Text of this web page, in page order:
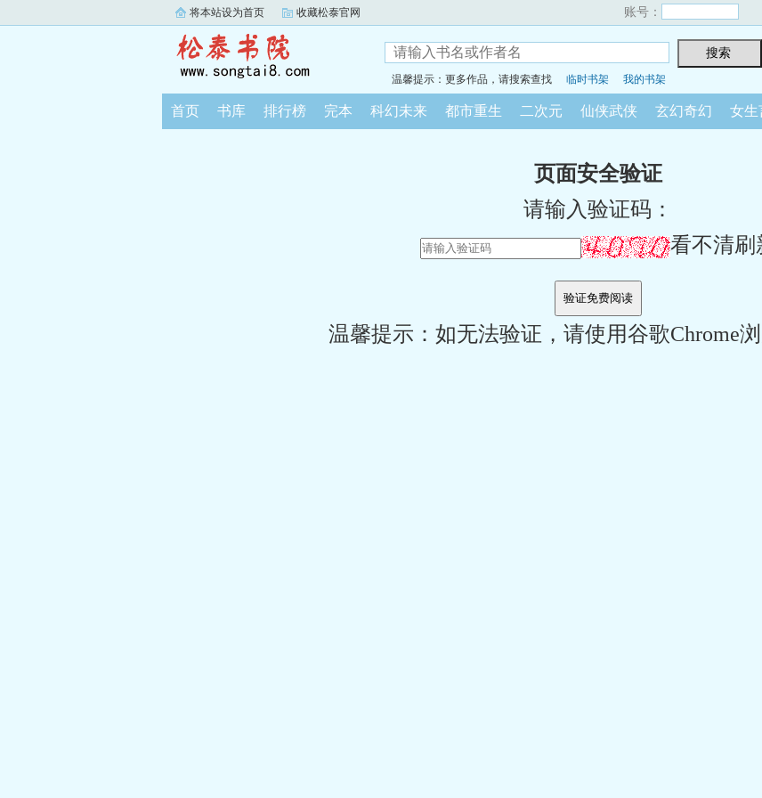
将本站设为首页 收藏松泰官网 账号：
温馨提示：更多作品，请搜索查找 临时书架 我的书架
首页 书库 排行榜 完本 科幻未来 都市重生 二次元 仙侠武侠 玄幻奇幻 女生
页面安全验证
请输入验证码：
看不清刷
温馨提示：如无法验证，请使用谷歌Chrome浏